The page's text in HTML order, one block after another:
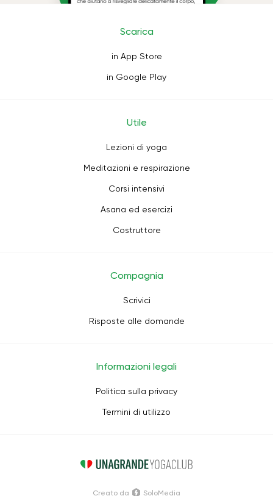
Scarica
in App Store
in Google Play
Utile
Lezioni di yoga
Meditazioni e respirazione
Corsi intensivi
Asana ed esercizi
Costruttore
Compagnia
Scrivici
Risposte alle domande
Informazioni legali
Politica sulla privacy
Termini di utilizzo
Creato da SoloMedia